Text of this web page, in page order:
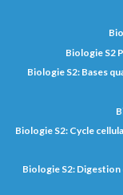
Biologie S2
Biologie S2: Bases
Biologie S2: Cycle
Biologie S2: Digestion